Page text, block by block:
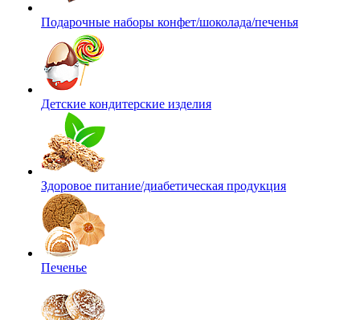
Подарочные наборы конфет/шоколада/печенья
Детские кондитерские изделия
Здоровое питание/диабетическая продукция
Печенье